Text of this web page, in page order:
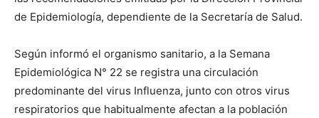
de Epidemiología, dependiente de la Secretaría de Salud.
Según informó el organismo sanitario, a la Semana
Epidemiológica N° 22 se registra una circulación
predominante del virus Influenza, junto con otros virus
respiratorios que habitualmente afectan a la población